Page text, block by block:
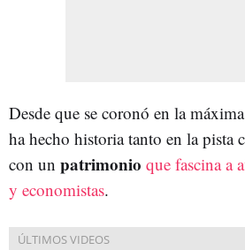
Desde que se coronó en la
ha hecho historia tanto en la pista
con un patrimonio que fascina a
y economistas.